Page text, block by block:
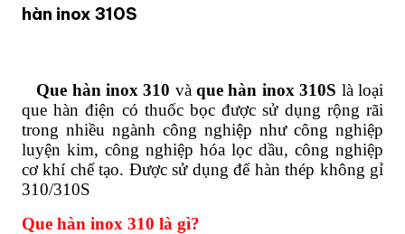
hàn inox 310S
Que hàn inox 310 vàque hàn inox 310S là loại
que hàn điện có thuốc bọc được sử dụng rộng rãi
trong nhiều ngành công nghiệp như công nghiệp
luyện kim, công nghiệp hóa lọc dầu, công nghiệp
cơ khí chế tạo. Được sử dụng để hàn thép không gỉ
310/310S
Que hàn inox 310 là gì?